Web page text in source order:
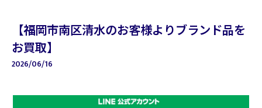
【福岡市南区清水のお客様よりブランド品を
お買取】
2026/06/16